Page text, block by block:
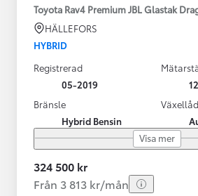
Toyota Rav4 Premium JBL Glastak
HÄLLEFORS
HYBRID
Registrerad
05-2019
Bränsle
Hybrid Bensin
Visa mer
324 500 kr
Från 3 813 kr/mån